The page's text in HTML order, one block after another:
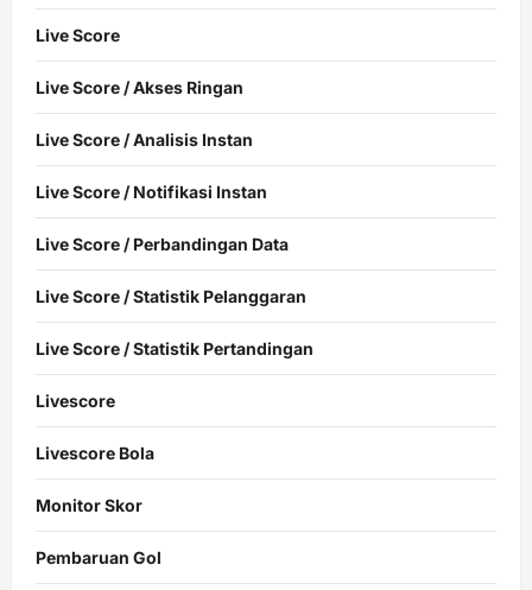
Live Score
Live Score / Akses Ringan
Live Score / Analisis Instan
Live Score / Notifikasi Instan
Live Score / Perbandingan Data
Live Score / Statistik Pelanggaran
Live Score / Statistik Pertandingan
Livescore
Livescore Bola
Monitor Skor
Pembaruan Gol